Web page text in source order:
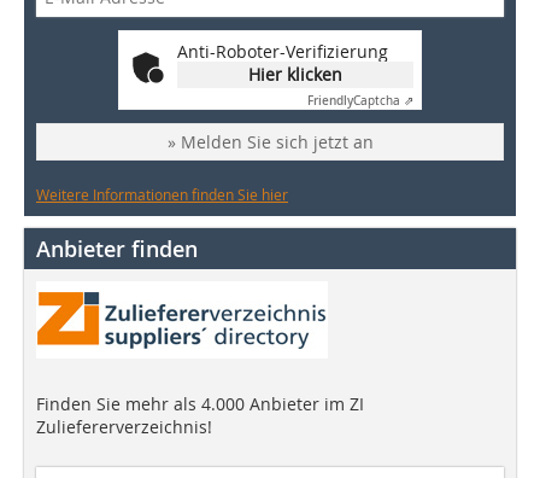
Anti-Roboter-Verifizierung
Hier klicken
FriendlyCaptcha ⇗
» Melden Sie sich jetzt an
Weitere Informationen finden Sie hier
Anbieter finden
Finden Sie mehr als 4.000 Anbieter im ZI
Zuliefererverzeichnis!